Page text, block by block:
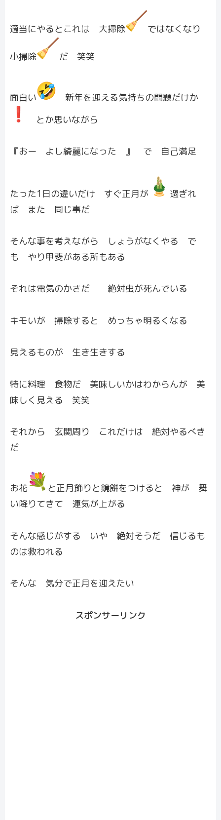
適当にやるとこれは 大掃除 ではなくなり
小掃除 だ 笑笑
面白い
新年を迎える気持ちの問題だけか
️ とか思いながら
『おー よし綺麗になった 』 で 自己満足
たった1日の違いだけ すぐ正月が
過ぎれ
ば また 同じ事だ
そんな事を考えながら しょうがなくやる で
も やり甲斐がある所もある
それは電気のかさだ 絶対虫が死んでいる
キモいが 掃除すると めっちゃ明るくなる
見えるものが 生き生きする
特に料理 食物だ 美味しいかはわからんが 美
味しく見える 笑笑
それから 玄関周り これだけは 絶対やるべき
だ
お花
と正月飾りと鏡餅をつけると 神が 舞
い降りてきて 運気が上がる
そんな感じがする いや 絶対そうだ 信じるも
のは救われる
そんな 気分で正月を迎えたい
スポンサーリンク